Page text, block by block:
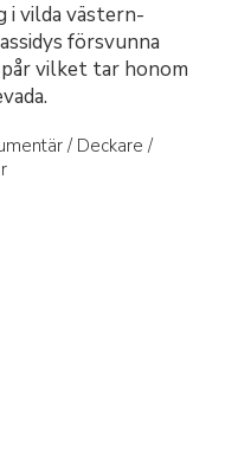
i vilda västern-
försvunna
vilket tar honom
/ Deckare /